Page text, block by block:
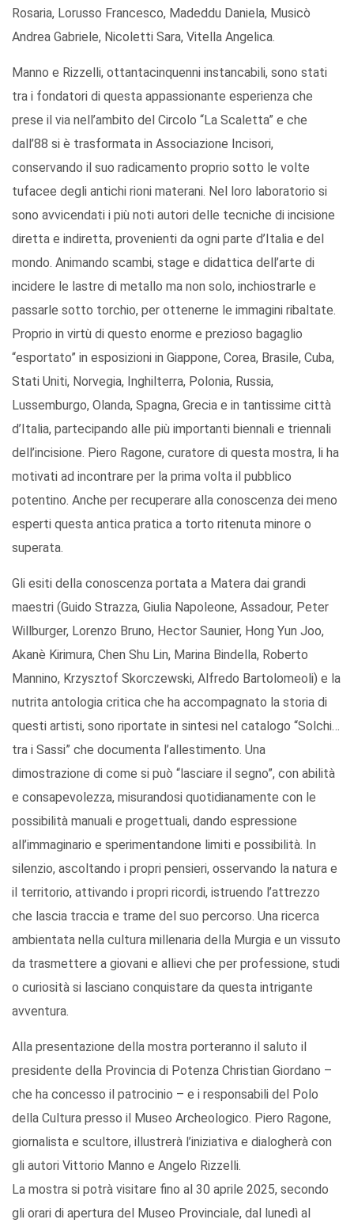
Rosaria, Lorusso Francesco, Madeddu Daniela, Musicò
Andrea Gabriele, Nicoletti Sara, Vitella Angelica.
Manno e Rizzelli, ottantacinquenni instancabili, sono stati
tra i fondatori di questa appassionante esperienza che
prese il via nell’ambito del Circolo “La Scaletta” e che
dall’88 si è trasformata in Associazione Incisori,
conservando il suo radicamento proprio sotto le volte
tufacee degli antichi rioni materani. Nel loro laboratorio si
sono avvicendati i più noti autori delle tecniche di incisione
diretta e indiretta, provenienti da ogni parte d’Italia e del
mondo. Animando scambi, stage e didattica dell’arte di
incidere le lastre di metallo ma non solo, inchiostrarle e
passarle sotto torchio, per ottenerne le immagini ribaltate.
Proprio in virtù di questo enorme e prezioso bagaglio
“esportato” in esposizioni in Giappone, Corea, Brasile, Cuba,
Stati Uniti, Norvegia, Inghilterra, Polonia, Russia,
Lussemburgo, Olanda, Spagna, Grecia e in tantissime città
d’Italia, partecipando alle più importanti biennali e triennali
dell’incisione. Piero Ragone, curatore di questa mostra, li ha
motivati ad incontrare per la prima volta il pubblico
potentino. Anche per recuperare alla conoscenza dei meno
esperti questa antica pratica a torto ritenuta minore o
superata.
Gli esiti della conoscenza portata a Matera dai grandi
maestri (Guido Strazza, Giulia Napoleone, Assadour, Peter
Willburger, Lorenzo Bruno, Hector Saunier, Hong Yun Joo,
Akanè Kirimura, Chen Shu Lin, Marina Bindella, Roberto
Mannino, Krzysztof Skorczewski, Alfredo Bartolomeoli) e la
nutrita antologia critica che ha accompagnato la storia di
questi artisti, sono riportate in sintesi nel catalogo “Solchi…
tra i Sassi” che documenta l’allestimento. Una
dimostrazione di come si può “lasciare il segno”, con abilità
e consapevolezza, misurandosi quotidianamente con le
possibilità manuali e progettuali, dando espressione
all’immaginario e sperimentandone limiti e possibilità. In
silenzio, ascoltando i propri pensieri, osservando la natura e
il territorio, attivando i propri ricordi, istruendo l’attrezzo
che lascia traccia e trame del suo percorso. Una ricerca
ambientata nella cultura millenaria della Murgia e un vissuto
da trasmettere a giovani e allievi che per professione, studi
o curiosità si lasciano conquistare da questa intrigante
avventura.
Alla presentazione della mostra porteranno il saluto il
presidente della Provincia di Potenza Christian Giordano –
che ha concesso il patrocinio – e i responsabili del Polo
della Cultura presso il Museo Archeologico. Piero Ragone,
giornalista e scultore, illustrerà l’iniziativa e dialogherà con
gli autori Vittorio Manno e Angelo Rizzelli.
La mostra si potrà visitare fino al 30 aprile 2025, secondo
gli orari di apertura del Museo Provinciale, dal lunedì al